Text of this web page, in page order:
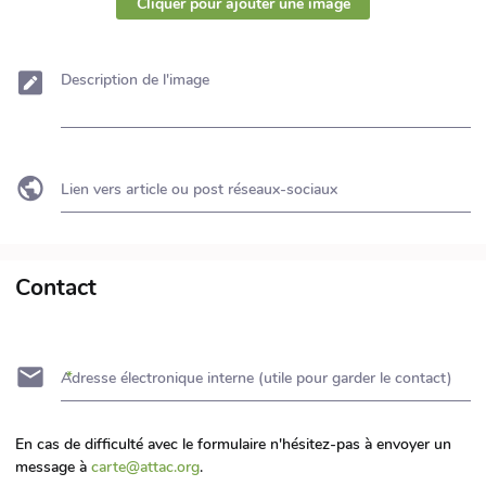
Description de l'image
Lien vers article ou post réseaux-sociaux
Contact
Adresse électronique interne (utile pour garder le contact)
En cas de difficulté avec le formulaire n'hésitez-pas à envoyer un
message à carte@attac.org.